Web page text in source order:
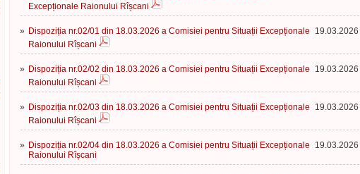
Excepționale Raionului Rîșcani
» Dispoziția nr.02/01 din 18.03.2026 a Comisiei pentru Situații Excepționale
Raionului Rîșcani
19.03.2026
» Dispoziția nr.02/02 din 18.03.2026 a Comisiei pentru Situații Excepționale
Raionului Rîșcani
19.03.2026
» Dispoziția nr.02/03 din 18.03.2026 a Comisiei pentru Situații Excepționale
Raionului Rîșcani
19.03.2026
» Dispoziția nr.02/04 din 18.03.2026 a Comisiei pentru Situații Excepționale
Raionului Rîșcani
19.03.2026